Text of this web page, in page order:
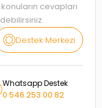
cevapları
Destek Merkezi
Whatsapp Destek
0 546 253 00 82